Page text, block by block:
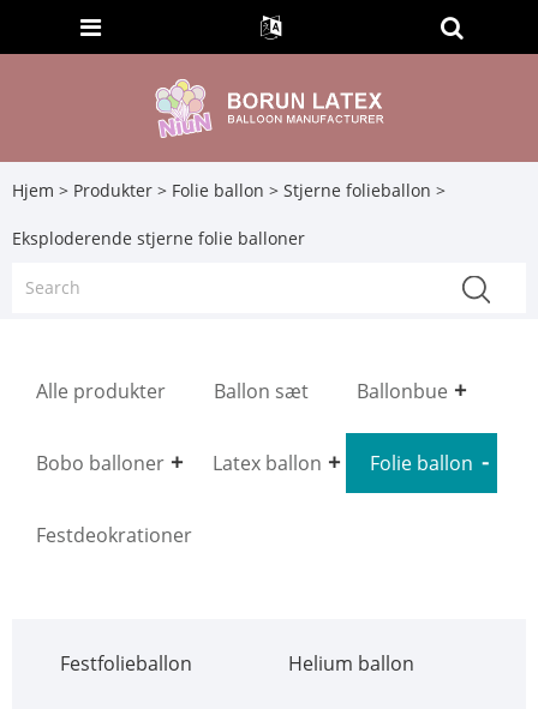
Hjem > Produkter > Folie ballon > Stjerne folieballon >
Eksploderende stjerne folie balloner
Alle produkter Ballon sæt Ballonbue
Bobo balloner Latex ballon Folie ballon
Festdeokrationer
Festfolieballon Helium ballon